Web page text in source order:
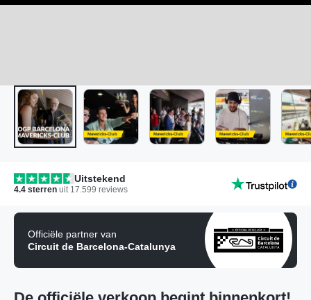
Mavericks-Club Mavericks-Club Mavericks-Club Mavericks-
Uitstekend
4.4 sterren uit 17.599 reviews
Officiële partner van
Circuit de Barcelona-Catalunya